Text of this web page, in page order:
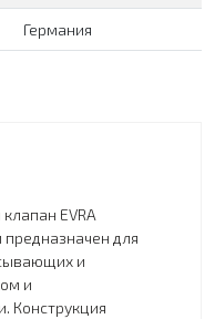
Германия
EVRA
предназначен для
и
и
Конструкция